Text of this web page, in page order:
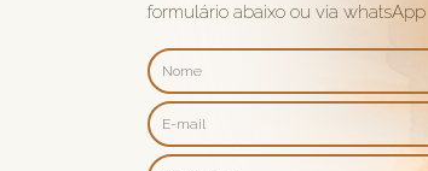
formulário abaixo ou via whatsApp